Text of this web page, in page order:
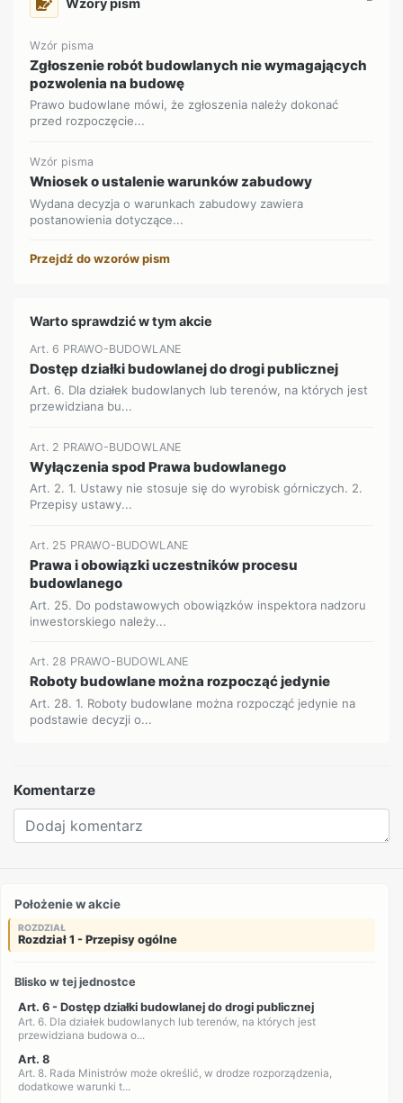
Wzory pism
Wzór pisma
Zgłoszenie robót budowlanych nie wymagających
pozwolenia na budowę
Prawo budowlane mówi, że zgłoszenia należy dokonać
przed rozpoczęcie...
Wzór pisma
Wniosek o ustalenie warunków zabudowy
Wydana decyzja o warunkach zabudowy zawiera
postanowienia dotyczące...
Przejdź do wzorów pism
Warto sprawdzić w tym akcie
Art. 6 PRAWO-BUDOWLANE
Dostęp działki budowlanej do drogi publicznej
Art. 6. Dla działek budowlanych lub terenów, na których jest
przewidziana bu...
Art. 2 PRAWO-BUDOWLANE
Wyłączenia spod Prawa budowlanego
Art. 2. 1. Ustawy nie stosuje się do wyrobisk górniczych. 2.
Przepisy ustawy...
Art. 25 PRAWO-BUDOWLANE
Prawa i obowiązki uczestników procesu
budowlanego
Art. 25. Do podstawowych obowiązków inspektora nadzoru
inwestorskiego należy...
Art. 28 PRAWO-BUDOWLANE
Roboty budowlane można rozpocząć jedynie
Art. 28. 1. Roboty budowlane można rozpocząć jedynie na
podstawie decyzji o...
Komentarze
Położenie w akcie
ROZDZIAŁ
Rozdział 1 - Przepisy ogólne
Blisko w tej jednostce
Art. 6 - Dostęp działki budowlanej do drogi publicznej
Art. 6. Dla działek budowlanych lub terenów, na których jest
przewidziana budowa o...
Art. 8
Art. 8. Rada Ministrów może określić, w drodze rozporządzenia,
dodatkowe warunki t...